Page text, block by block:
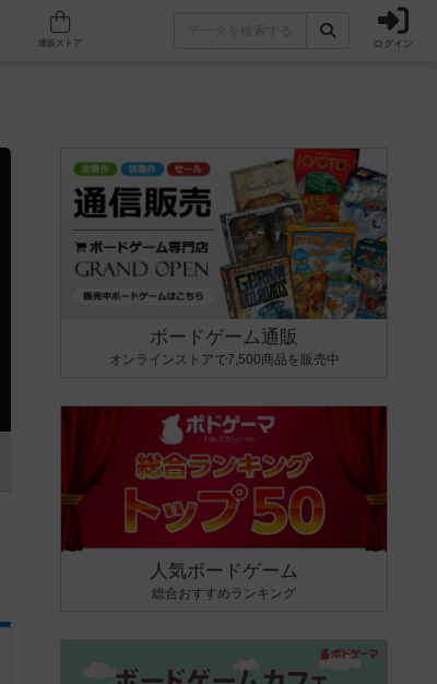
人気ボードゲーム ログイン
ボードゲーム通販
オンラインストアで7,500商品を販売中
人気ボードゲーム
総合おすすめランキング